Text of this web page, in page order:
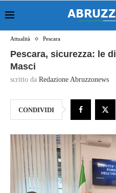
Attualità Pescara
Pescara, sicurezza: le
Masci
scritto da Redazione Abruzzonews
CONDIVIDI